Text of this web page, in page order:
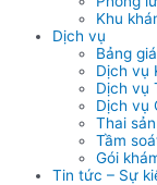
Khu
Dịch vụ
Bảng
Dịch vụ
Dịch vụ
Dịch vụ
Thai
Tầm
Gói
Tin tức – Sự